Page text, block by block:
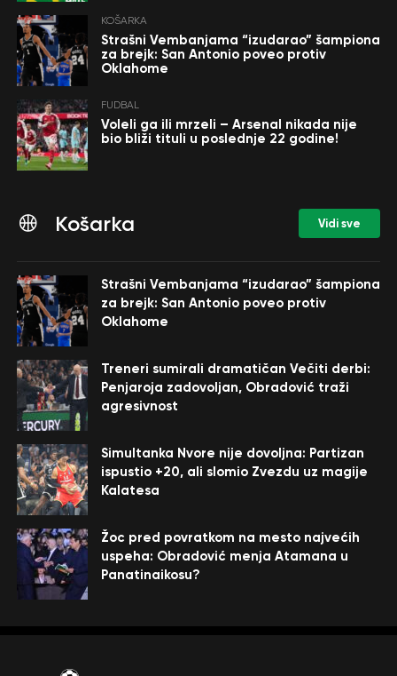
KOŠARKA
Strašni Vembanjama “izudarao” šampiona
za brejk: San Antonio poveo protiv
Oklahome
FUDBAL
Voleli ga ili mrzeli – Arsenal nikada nije
bio bliži tituli u poslednje 22 godine!
Košarka Vidi sve
Strašni Vembanjama “izudarao” šampiona
za brejk: San Antonio poveo protiv
Oklahome
Treneri sumirali dramatičan Večiti derbi:
Penjaroja zadovoljan, Obradović traži
agresivnost
Simultanka Nvore nije dovoljna: Partizan
ispustio +20, ali slomio Zvezdu uz magije
Kalatesa
Žoc pred povratkom na mesto najvećih
uspeha: Obradović menja Atamana u
Panatinaikosu?